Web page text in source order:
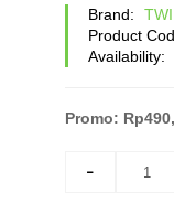
Brand:
Product
Availability:
Promo: